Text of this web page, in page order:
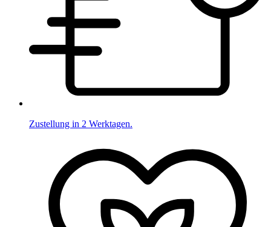
Zustellung in 2 Werktagen.